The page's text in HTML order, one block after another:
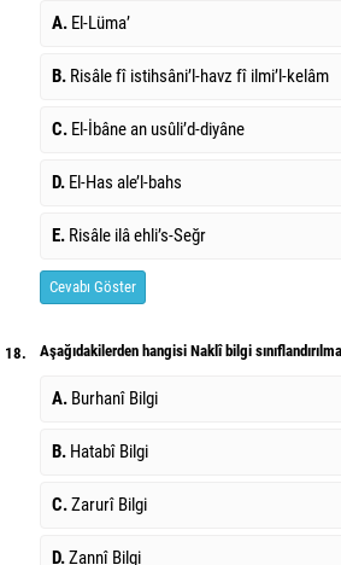
A. El-Lüma’
B. Risâle fî istihsâni’l-havz fî ilmi’l-kelâm
C. El-İbâne an usûli’d-diyâne
D. El-Has ale’l-bahs
E. Risâle ilâ ehli’s-Seğr
Cevabı Göster
18. Aşağıdakilerden hangisi Naklî bilgi
A. Burhanî Bilgi
B. Hatabî Bilgi
C.Zarurî Bilgi
D.Zannî Bilgi